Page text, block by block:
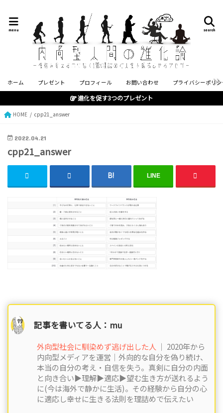
search
menu
ホーム プレゼント プロフィール お問い合わせ プライバシーポリ
進化を促す3つのプレゼント
HOME cpp21_answer
2022.04.21
cpp21_answer
LINE
記事を書いてる人：mu
外向型社会に馴染めず逃げ出した人 ｜ 2020年から
内向型メディアを運営｜外向的な自分を偽り続け、
本当の自分の考え・自信を失う。真剣に自分の内面
と向き合い▶︎理解▶︎適応▶︎望む生き方が送れるよう
に(今は海外で静かに生活)。その経験から自分の心
に適応し幸せに生きる法則を理詰めで伝えたい